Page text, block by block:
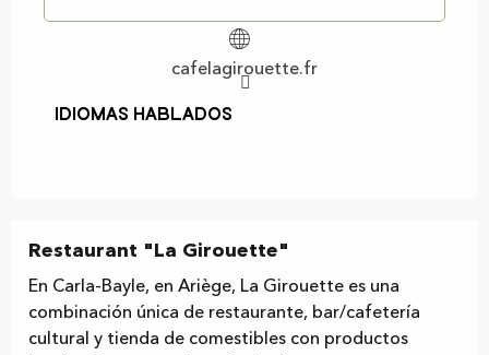
cafelagirouette.fr
Idiomas hablados
Idiomas hablados
Restaurant "La Girouette"
En Carla-Bayle, en Ariège, La Girouette es una
combinación única de restaurante, bar/cafetería
cultural y tienda de comestibles con productos